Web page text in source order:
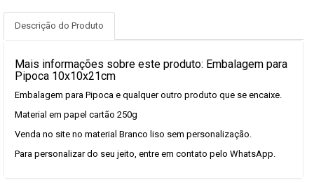
Descrição do Produto
Mais informações sobre este produto: Embalagem para
Pipoca 10x10x21cm
Embalagem para Pipoca e qualquer outro produto que se encaixe.
Material em papel cartão 250g
Venda no site no material Branco liso sem personalização.
Para personalizar do seu jeito, entre em contato pelo WhatsApp.